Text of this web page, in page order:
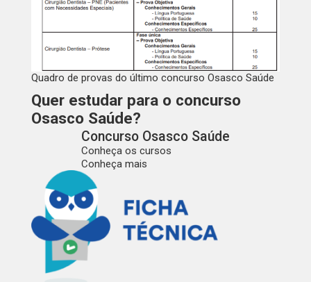
Quadro de provas do último concurso Osasco Saúde
Quer estudar para o concurso
Osasco Saúde?
Concurso Osasco Saúde
Conheça os cursos
Conheça mais